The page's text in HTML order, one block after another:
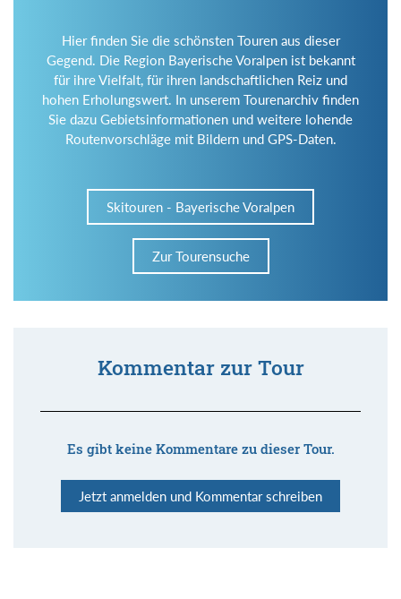
Hier finden Sie die schönsten Touren aus dieser
Gegend. Die Region Bayerische Voralpen ist bekannt
für ihre Vielfalt, für ihren landschaftlichen Reiz und
hohen Erholungswert. In unserem Tourenarchiv finden
Sie dazu Gebietsinformationen und weitere lohende
Routenvorschläge mit Bildern und GPS-Daten.
Skitouren - Bayerische Voralpen
Zur Tourensuche
Kommentar zur Tour
Es gibt keine Kommentare zu dieser Tour.
Jetzt anmelden und Kommentar schreiben